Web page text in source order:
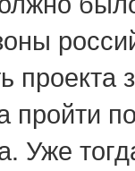
проекта
Уже